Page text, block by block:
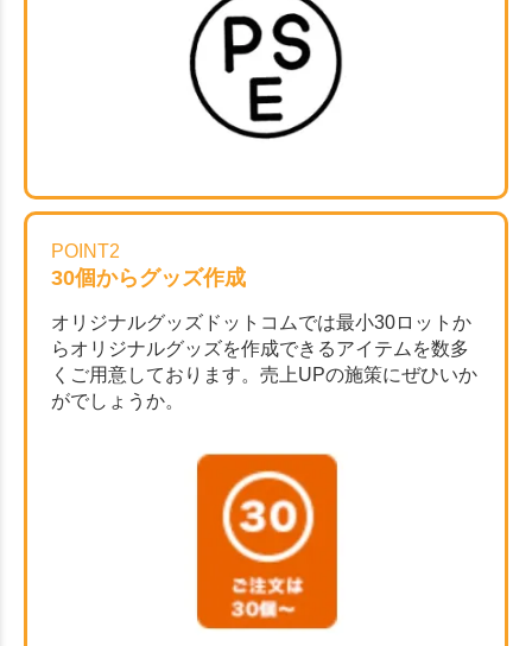
POINT2
30個からグッズ作成
オリジナルグッズドットコムでは最小30ロットか
らオリジナルグッズを作成できるアイテムを数多
くご用意しております。売上UPの施策にぜひいか
がでしょうか。